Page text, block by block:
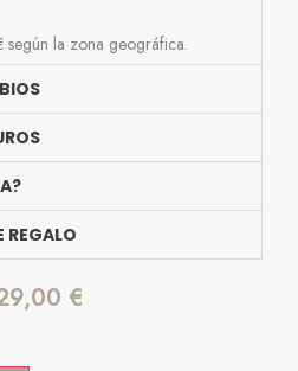
según la zona geográfica.
REGALO
€